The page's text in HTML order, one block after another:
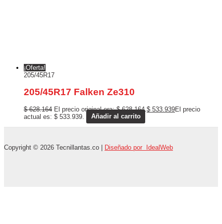
¡Oferta!
205/45R17
205/45R17 Falken Ze310
$628.164 El precio original era: $ 628.164. $ 533.939El precio
actual es: $ 533.939.
Añadir al carrito
Copyright © 2026 Tecnillantas.co | Diseñado por IdealWeb